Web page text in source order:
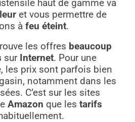
haut de gamme va
et vous permettre de
à feu éteint.
les offres beaucoup
sur Internet. Pour une
les prix sont parfois bien
notamment dans les
C’est sur les sites
Amazon que les tarifs